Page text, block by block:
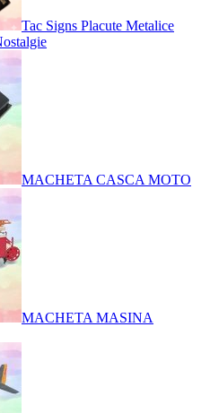
Tac Signs Placute Metalice
MACHETA CASCA MOTO
MACHETA MASINA